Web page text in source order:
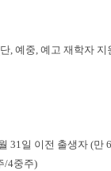
, 예중, 예고 재학자 지
31일 이전 출생자 (만
/4중주)